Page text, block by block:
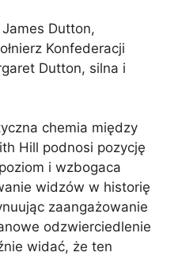
Dutton,
Konfederacji
Dutton, silna i
chemia między
Hill podnosi pozycję
i wzbogaca
widzów w historię
zaangażowanie
odzwierciedlenie
widać, że ten